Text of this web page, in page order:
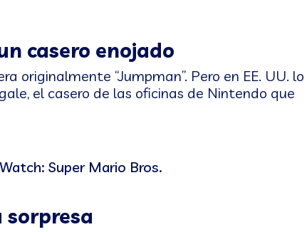
casero enojado
originalmente “Jumpman”. Pero en EE. UU. lo
el casero de las oficinas de Nintendo que
sorpresa